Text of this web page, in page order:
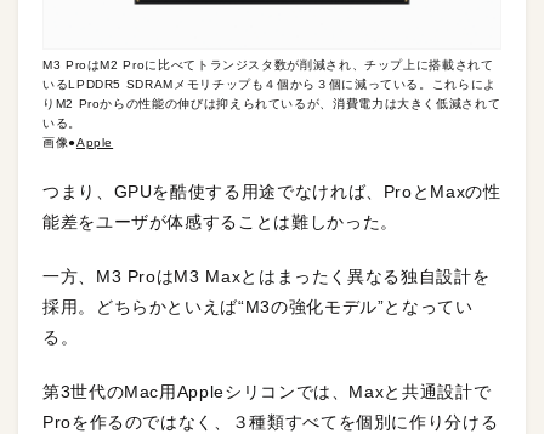
M3 ProはM2 Proに比べてトランジスタ数が削減され、チップ上に搭載されて
いるLPDDR5 SDRAMメモリチップも４個から３個に減っている。これらによ
りM2 Proからの性能の伸びは抑えられているが、消費電力は大きく低減されて
いる。
画像●Apple
つまり、GPUを酷使する用途でなければ、ProとMaxの性
能差をユーザが体感することは難しかった。
一方、M3 ProはM3 Maxとはまったく異なる独自設計を
採用。どちらかといえば“M3の強化モデル”となってい
る。
第3世代のMac用Appleシリコンでは、Maxと共通設計で
Proを作るのではなく、３種類すべてを個別に作り分ける